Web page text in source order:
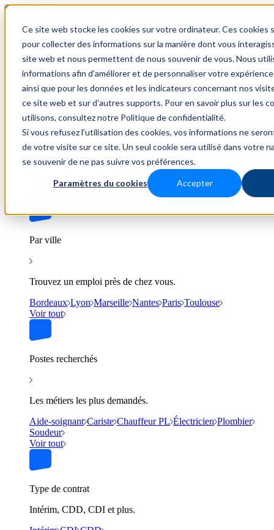
Ce site web stocke les cookies sur votre ordinateur. Ces cookies
pour collecter des informations sur la manière dont vous
site web et nous permettent de nous souvenir de vous. Nous
informations afin d'améliorer et de personnaliser votre
ainsi que pour les données et les indicateurs concernant nos
ce site web et sur d'autres supports. Pour en savoir plus sur les
utilisons, consultez notre Politique de confidentialité.
Si vous refusez l'utilisation des cookies, vos informations ne
de votre visite sur ce site. Un seul cookie sera utilisé dans votre
se souvenir de ne pas suivre vos préférences.
Paramètres du cookies Accepter
Trouver un emploi
Par secteur
BTP Hôtellerie & Restauration Industrie & Nucléaire
Tertiaire & Ingénierie Transport &
Logistique
Par ville
Trouvez un emploi près de chez vous.
Bordeaux Lyon Marseille Nantes Paris Toulouse
Voir tout
Postes recherchés
Les métiers les plus demandés.
Aide-soignant Cariste Chauffeur PL Électricien Plombier
Soudeur
Voir tout
Type de contrat
Intérim, CDD, CDI et plus.